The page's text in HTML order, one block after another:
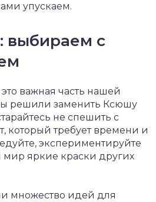
упускаем.
выбираем с
важная часть нашей
решили заменить Ксюшу
не спешить с
который требует времени и
экспериментируйте
мир яркие краски других
множество идей для